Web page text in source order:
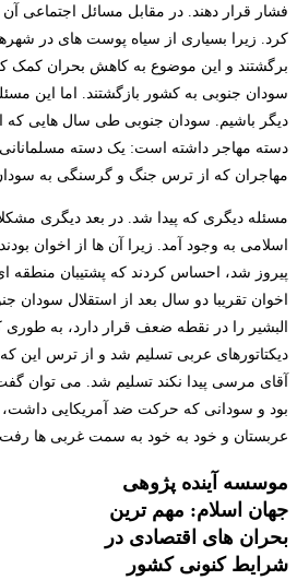
فشار قرار دهند. در مقابل مسائل اجتماعی آن
کرد. زیرا بسیاری از سیاه پوست های در
برگشتند و این موضوع به کاهش بحران کمک
سودان جنوبی به کشور بازگشتند. اما این
دیگر باشیم. سودان جنوبی طی سال هایی که
دسته مهاجر داشته است: یک دسته
مهاجران که از ترس جنگ و گرسنگی به سودان
مسئله دیگری که پیدا شد. در بعد دیگری
اسلامی به وجود آمد. زیرا آن ها از اخوان
پیروز شد، احساس کردند که پشتیبان منطقه
اخوان تقریبا دو سال بعد از استقلال سودان
البشیر را در نقطه ضعف قرار دارد، به
دیکتاتورهای عربی تسلیم شد و از ترس
آقای مرسی پیدا نکند تسلیم شد. می توان
بود و سودانی که حرکت ضد آمریکایی
عربستان و خود به خود به سمت غربی ها
موسسه آینده پژوهی
جهان اسلام: مهم ترین
بحران های اقتصادی در
شرایط کنونی کشور